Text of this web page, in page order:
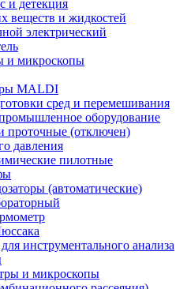
и детекция
веществ и жидкостей
электрический
и микроскопы
MALDI
сред и перемешивания
оборудование
проточные (отключен)
давления
пилотные
(автоматические)
инструментального анализа
и микроскопы